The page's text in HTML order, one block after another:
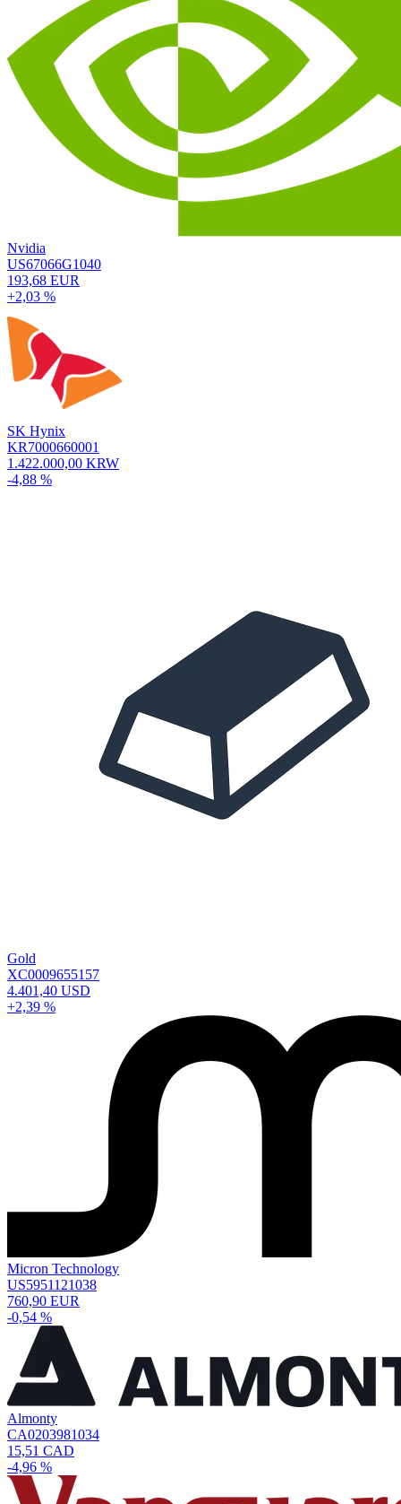
Nvidia
US67066G1040
193,68 EUR
+2,03 %
SK Hynix
KR7000660001
1.422.000,00 KRW
-4,88 %
Gold
XC0009655157
4.401,40 USD
+2,39 %
Micron Technology
US5951121038
760,90 EUR
-0,54 %
Almonty
CA0203981034
15,51 CAD
-4,96 %